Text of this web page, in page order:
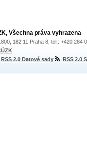
Všechna práva vyhrazena
182 11 Praha 8, tel.: +420 284
RSS 2.0 Datové sady RSS 2.0